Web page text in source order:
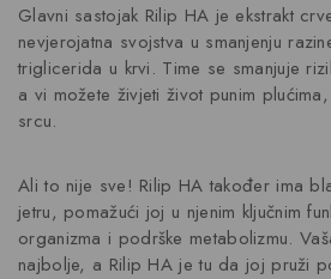
Glavni sastojak Rilip HA je ekstrakt
nevjerojatna svojstva u smanjenju
triglicerida u krvi. Time se smanjuje
a vi možete živjeti život punim
srcu.
Ali to nije sve! Rilip HA također ima
jetru, pomažući joj u njenim ključnim
organizma i podrške metabolizmu.
najbolje, a Rilip HA je tu da joj pruži